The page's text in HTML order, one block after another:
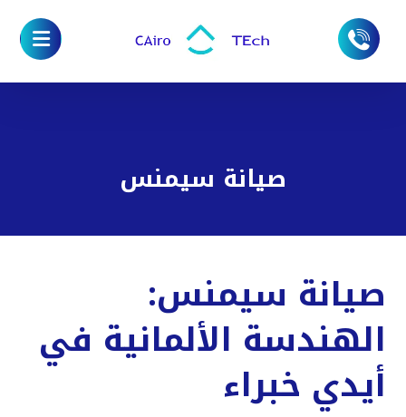
صيانة سيمنس
صيانة سيمنس:
الهندسة الألمانية في
أيدي خبراء